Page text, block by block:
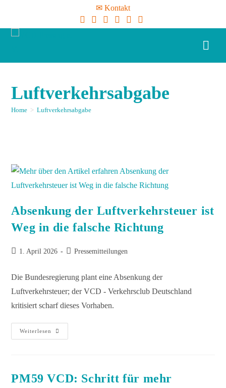
✉ Kontakt
Luftverkehrsabgabe
Home > Luftverkehrsabgabe
Absenkung der Luftverkehrsteuer ist
Weg in die falsche Richtung
1. April 2026 Pressemitteilungen
Die Bundesregierung plant eine Absenkung der
Luftverkehrsteuer; der VCD - Verkehrsclub Deutschland
kritisiert scharf dieses Vorhaben.
Weiterlesen
PM59 VCD: Schritt für mehr